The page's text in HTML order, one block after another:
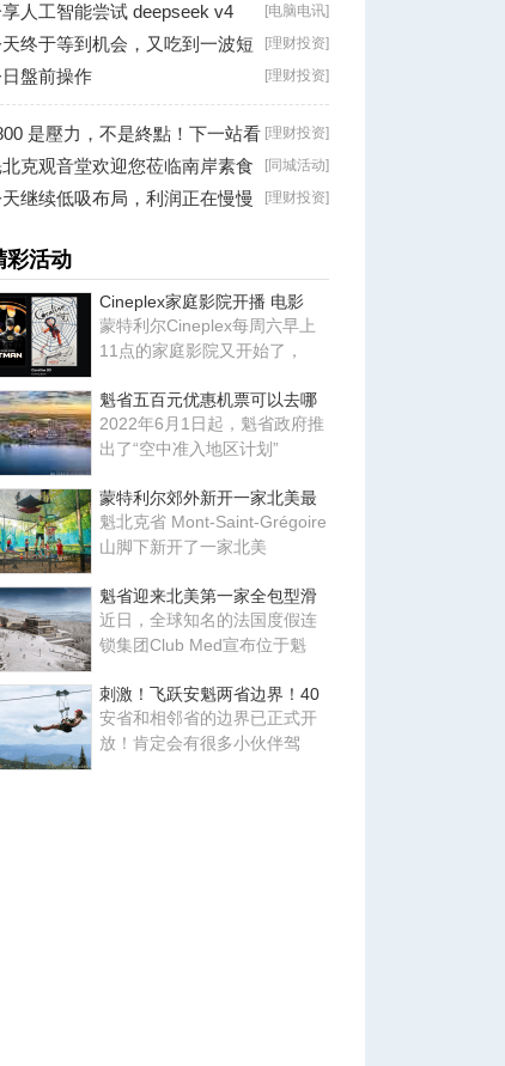
[电脑电讯]
人工智能尝试 deepseek v4
据说
[理财投资]
终于等到机会，又吃到一波短
润！
[理财投资]
盤前操作
[理财投资]
是壓力，不是終點！下一站看
？
[同城活动]
北克观音堂欢迎您莅临南岸素食
会！
[理财投资]
继续低吸布局，利润正在慢慢
彩活动
Cineplex家庭影院开播 电影
蒙特利尔Cineplex每周六早上
11点的家庭影院又开始了，
魁省五百元优惠机票可以去哪
2022年6月1日起，魁省政府推
出了“空中准入地区计划”
蒙特利尔郊外新开一家北美最
魁北克省 Mont-Saint-Grégoire
山脚下新开了一家北美
魁省迎来北美第一家全包型滑
近日，全球知名的法国度假连
锁集团Club Med宣布位于魁
刺激！飞跃安魁两省边界！40
安省和相邻省的边界已正式开
放！肯定会有很多小伙伴驾